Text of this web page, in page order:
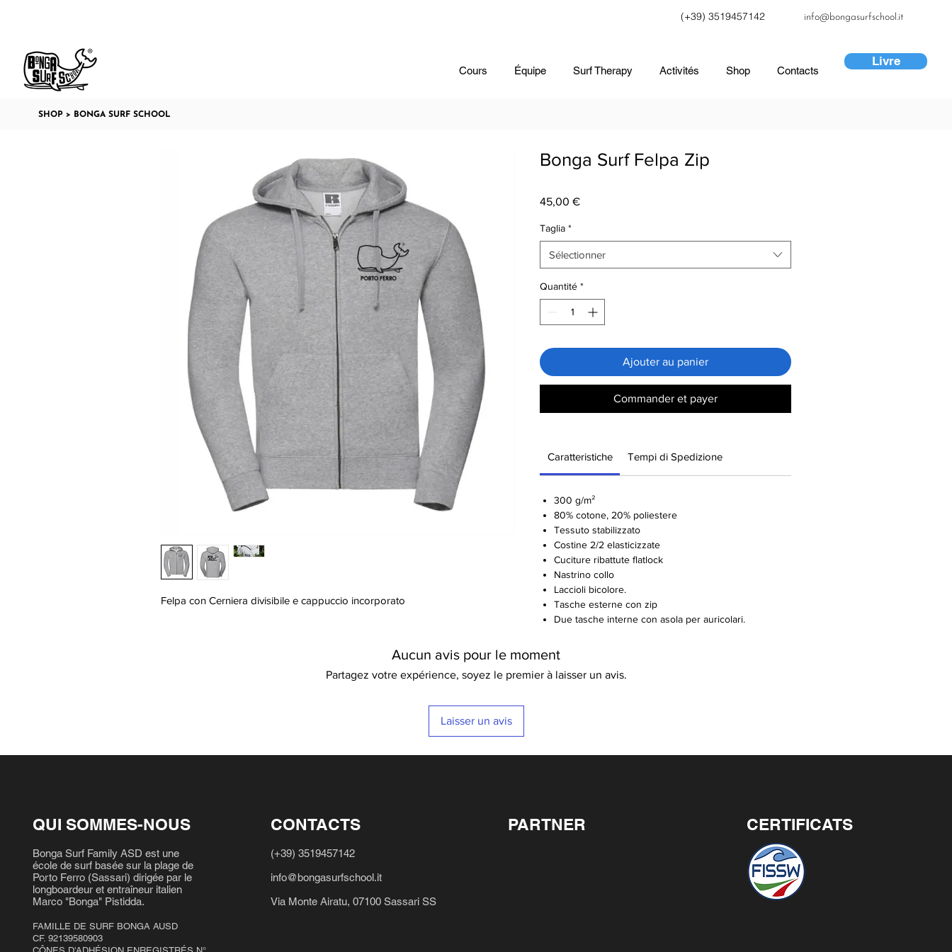
(+39) 3519457142 info@bongasurfschool.it
Cours Équipe Surf Therapy Activités Shop Contacts
Livre
SHOP > BONGA SURF SCHOOL
Felpa con Cerniera divisibile e cappuccio incorporato
Bonga Surf Felpa Zip
45,00 €Prix
Taglia *
Sélectionner
Quantité *
Ajouter au panier
Commander et payer
Caratteristiche Tempi di Spedizione
300 g/m²
80% cotone, 20% poliestere
Tessuto stabilizzato
Costine 2/2 elasticizzate
Cuciture ribattute flatlock
Nastrino collo
Laccioli bicolore.
Tasche esterne con zip
Due tasche interne con asola per auricolari.
Aucun avis pour le moment
Partagez votre expérience, soyez le premier à laisser un avis.
Laisser un avis
QUI SOMMES-NOUS
Bonga Surf Family ASD est une
école de surf basée sur la plage de
Porto Ferro (Sassari) dirigée par le
longboardeur et entraîneur italien
Marco "Bonga" Pistidda.
FAMILLE DE SURF BONGA AUSD
CF. 92139580903
CONTACTS
(+39) 3519457142
info@bongasurfschool.it
Via Monte Airatu, 07100 Sassari SS
PARTNER CERTIFICATS